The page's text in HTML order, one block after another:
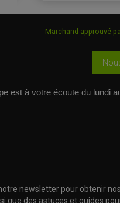
Marchand approuvé
est à votre écoute du lundi
newsletter pour obtenir
que des astuces et guides